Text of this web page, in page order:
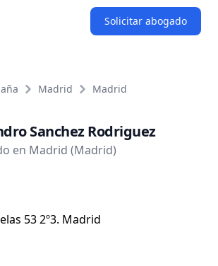
Solicitar abogado
Madrid Madrid
Sanchez Rodriguez
en Madrid (Madrid)
53 2º3. Madrid